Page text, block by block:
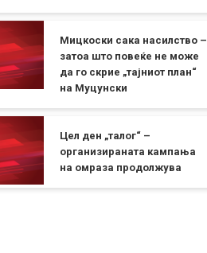
Мицкоски сака насилство –
затоа што повеќе не може
да го скрие „тајниот план“
на Муцунски
Цел ден „талог“ –
организираната кампања
на омраза продолжува